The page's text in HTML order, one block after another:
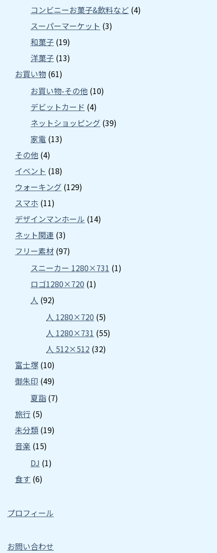
コンビニーお菓子&飲料など (4)
スーパーマーケット (3)
和菓子 (19)
洋菓子 (13)
お買い物 (61)
お買い物-その他 (10)
デビットカード (4)
ネットショッピング (39)
家電 (13)
その他 (4)
イベント (18)
ウォーキング (129)
スマホ (11)
デザインマンホール (14)
ネット関連 (3)
フリー素材 (97)
スニーカー 1280×731 (1)
ロゴ1280×720 (1)
人 (92)
人 1280×720 (5)
人 1280×731 (55)
人 512×512 (32)
富士塚 (10)
御朱印 (49)
夏詣 (7)
旅行 (5)
未分類 (19)
音楽 (15)
DJ (1)
食す (6)
プロフィール
お問い合わせ